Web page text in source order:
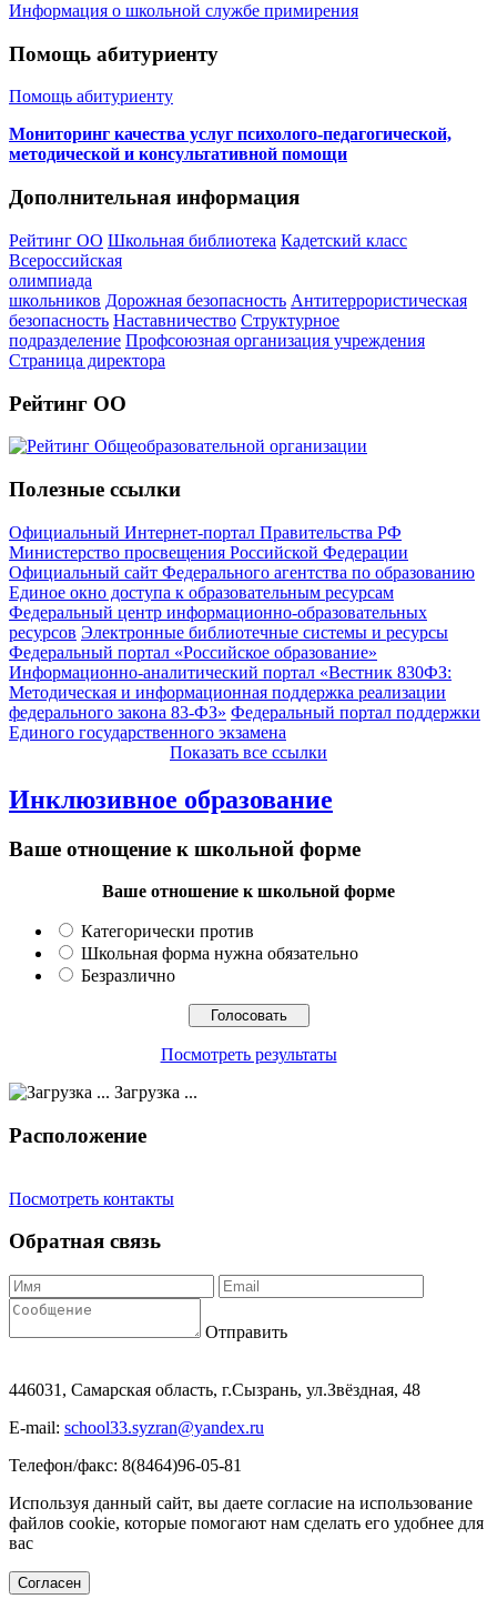
Информация о школьной службе примирения
Помощь абитуриенту
Помощь абитуриенту
Мониторинг качества услуг психолого-педагогической,
методической и консультативной помощи
Дополнительная информация
Рейтинг ОО Школьная библиотека Кадетский класс
Всероссийская
олимпиада
школьников Дорожная безопасность Антитеррористическая
безопасность Наставничество Структурное
подразделение Профсоюзная организация учреждения
Страница директора
Рейтинг ОО
Полезные ссылки
Официальный Интернет-портал Правительства РФ
Министерство просвещения Российской Федерации
Официальный сайт Федерального агентства по образованию
Единое окно доступа к образовательным ресурсам
Федеральный центр информационно-образовательных
ресурсов Электронные библиотечные системы и ресурсы
Федеральный портал «Российское образование»
Информационно-аналитический портал «Вестник 830ФЗ:
Методическая и информационная поддержка реализации
федерального закона 83-ФЗ» Федеральный портал поддержки
Единого государственного экзамена
Показать все ссылки
Инклюзивное образование
Ваше отнощение к школьной форме
Ваше отношение к школьной форме
Категорически против
Школьная форма нужна обязательно
Безразлично
Посмотреть результаты
Загрузка ...
Расположение
Посмотреть контакты
Обратная связь
Отправить
446031, Самарская область, г.Сызрань, ул.Звёздная, 48
E-mail: school33.syzran@yandex.ru
Телефон/факс: 8(8464)96-05-81
Используя данный сайт, вы даете согласие на использование
файлов cookie, которые помогают нам сделать его удобнее для
вас
Согласен